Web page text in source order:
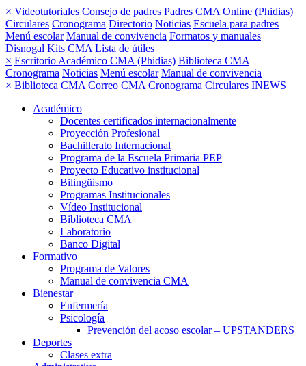
× Videotutoriales Consejo de padres Padres CMA Online (Phidias)
Circulares Cronograma Directorio Noticias Escuela para padres
Menú escolar Manual de convivencia Formatos y manuales
Disnogal Kits CMA Lista de útiles
× Escritorio Académico CMA (Phidias) Biblioteca CMA
Cronograma Noticias Menú escolar Manual de convivencia
× Biblioteca CMA Correo CMA Cronograma Circulares INEWS
Académico
Docentes certificados internacionalmente
Proyección Profesional
Bachillerato Internacional
Programa de la Escuela Primaria PEP
Proyecto Educativo institucional
Bilingüismo
Programas Institucionales
Vídeo Institucional
Biblioteca CMA
Laboratorio
Banco Digital
Formativo
Programa de Valores
Manual de convivencia CMA
Bienestar
Enfermería
Psicología
Prevención del acoso escolar – UPSTANDERS
Deportes
Clases extra